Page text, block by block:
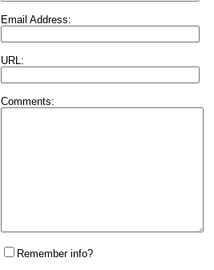
Email Address:
URL:
Comments:
Remember info?